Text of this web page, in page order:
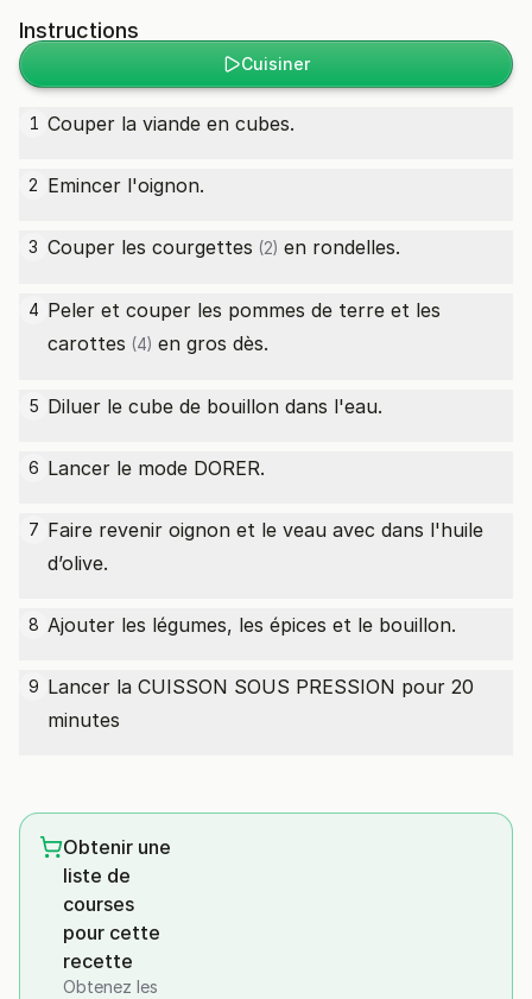
Instructions
Cuisiner
1 Couper la viande en cubes.
2 Emincer l'oignon.
3 Couper les courgettes (2) en rondelles.
4 Peler et couper les pommes de terre et les
carottes (4) en gros dès.
5 Diluer le cube de bouillon dans l'eau.
6 Lancer le mode DORER.
7 Faire revenir oignon et le veau avec dans l'huile
d’olive.
8 Ajouter les légumes, les épices et le bouillon.
9 Lancer la CUISSON SOUS PRESSION pour 20
minutes
Obtenir une
liste de
courses
pour cette
recette
Obtenez les